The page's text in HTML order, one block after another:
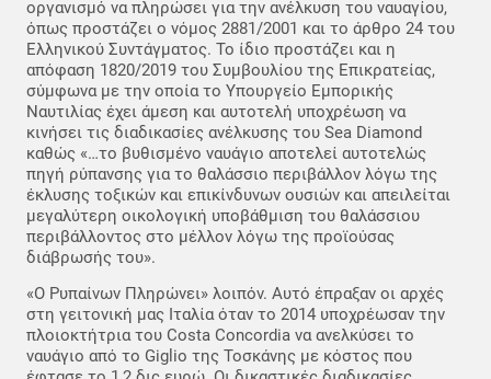
οργανισμό να πληρώσει για την ανέλκυση του ναυαγίου,
όπως προστάζει ο νόμος 2881/2001 και το άρθρο 24 του
Ελληνικού Συντάγματος. Το ίδιο προστάζει και η
απόφαση 1820/2019 του Συμβουλίου της Επικρατείας,
σύμφωνα με την οποία το Υπουργείο Εμπορικής
Ναυτιλίας έχει άμεση και αυτοτελή υποχρέωση να
κινήσει τις διαδικασίες ανέλκυσης του Sea Diamond
καθώς «…το βυθισμένο ναυάγιο αποτελεί αυτοτελώς
πηγή ρύπανσης για το θαλάσσιο περιβάλλον λόγω της
έκλυσης τοξικών και επικίνδυνων ουσιών και απειλείται
μεγαλύτερη οικολογική υποβάθμιση του θαλάσσιου
περιβάλλοντος στο μέλλον λόγω της προϊούσας
διάβρωσής του».
«Ο Ρυπαίνων Πληρώνει» λοιπόν. Αυτό έπραξαν οι αρχές
στη γειτονική μας Ιταλία όταν το 2014 υποχρέωσαν την
πλοιοκτήτρια του Costa Concordia να ανελκύσει το
ναυάγιο από το Giglio της Τοσκάνης με κόστος που